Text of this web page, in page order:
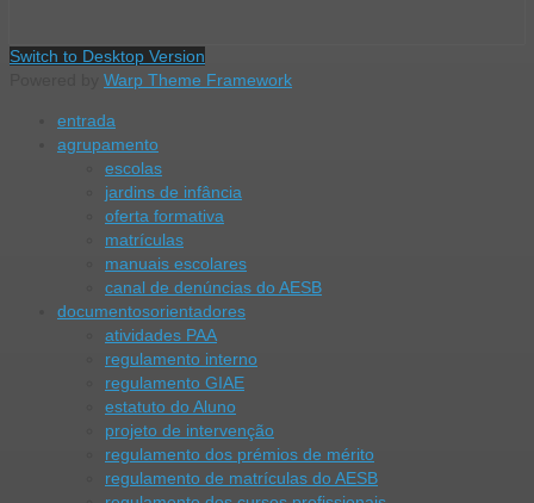
Switch to Desktop Version
Warp Theme Framework
entrada
agrupamento
escolas
jardins de infância
oferta formativa
matrículas
manuais escolares
canal de denúncias do AESB
documentosorientadores
atividades PAA
regulamento interno
regulamento GIAE
estatuto do Aluno
projeto de intervenção
regulamento dos prémios de mérito
regulamento de matrículas do AESB